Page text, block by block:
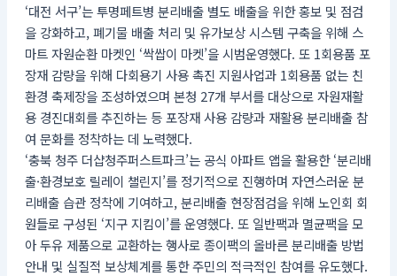
‘대전 서구’는 투명페트병 분리배출 별도 배출을 위한 홍보 및 점검
을 강화하고, 폐기물 배출 처리 및 유가보상 시스템 구축을 위해 스
마트 자원순환 마켓인 ‘싹쌉이 마켓’을 시범운영했다. 또 1회용품 포
장재 감량을 위해 다회용기 사용 촉진 지원사업과 1회용품 없는 친
환경 축제장을 조성하였으며 본청 27개 부서를 대상으로 자원재활
용 경진대회를 추진하는 등 포장재 사용 감량과 재활용 분리배출 참
여 문화를 정착하는 데 노력했다.
‘충북 청주 더샵청주퍼스트파크’는 공식 아파트 앱을 활용한 ‘분리배
출·환경보호 릴레이 챌린지’를 정기적으로 진행하며 자연스러운 분
리배출 습관 정착에 기여하고, 분리배출 현장점검을 위해 노인회 회
원들로 구성된 ‘지구 지킴이’를 운영했다. 또 일반팩과 멸균팩을 모
아 두유 제품으로 교환하는 행사로 종이팩의 올바른 분리배출 방법
안내 및 실질적 보상체계를 통한 주민의 적극적인 참여를 유도했다.